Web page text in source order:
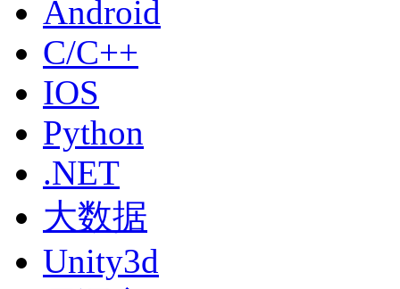
Android
C/C++
IOS
Python
.NET
大数据
Unity3d